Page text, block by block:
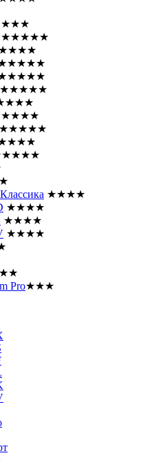
★★★★★
★★★★★
★★★★★
★★★★
★★★★
★★★★
★★★★
Pro★★★